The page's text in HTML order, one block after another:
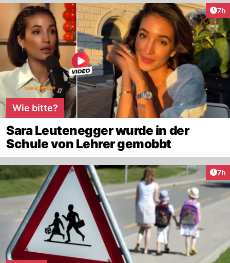
7h
Wie bitte?
Sara Leutenegger wurde in der
Schule von Lehrer gemobbt
7h